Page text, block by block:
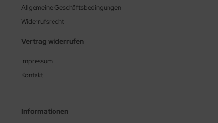
Allgemeine Geschäftsbedingungen
Widerrufsrecht
Vertrag widerrufen
Impressum
Kontakt
Informationen